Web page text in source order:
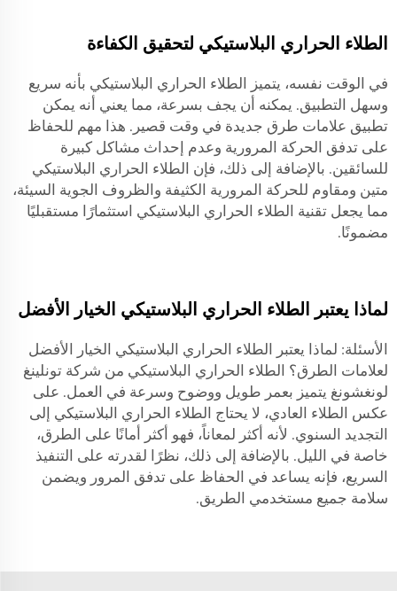
الطلاء الحراري البلاستيكي لتحقيق الكفاءة
في الوقت نفسه، يتميز الطلاء الحراري البلاستيكي بأنه سريع
وسهل التطبيق. يمكنه أن يجف بسرعة، مما يعني أنه يمكن
تطبيق علامات طرق جديدة في وقت قصير. هذا مهم للحفاظ
على تدفق الحركة المرورية وعدم إحداث مشاكل كبيرة
للسائقين. بالإضافة إلى ذلك، فإن الطلاء الحراري البلاستيكي
متين ومقاوم للحركة المرورية الكثيفة والظروف الجوية السيئة،
مما يجعل تقنية الطلاء الحراري البلاستيكي استثمارًا مستقبليًا
مضمونًا.
لماذا يعتبر الطلاء الحراري البلاستيكي الخيار الأفضل
الأسئلة: لماذا يعتبر الطلاء الحراري البلاستيكي الخيار الأفضل
لعلامات الطرق؟ الطلاء الحراري البلاستيكي من شركة تونلينغ
لونغشونغ يتميز بعمر طويل ووضوح وسرعة في العمل. على
عكس الطلاء العادي، لا يحتاج الطلاء الحراري البلاستيكي إلى
التجديد السنوي. لأنه أكثر لمعاناً، فهو أكثر أمانًا على الطرق،
خاصة في الليل. بالإضافة إلى ذلك، نظرًا لقدرته على التنفيذ
السريع، فإنه يساعد في الحفاظ على تدفق المرور ويضمن
سلامة جميع مستخدمي الطريق.